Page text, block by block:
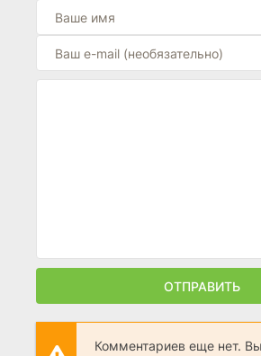
ОТПРАВИТЬ
Комментариев еще нет.